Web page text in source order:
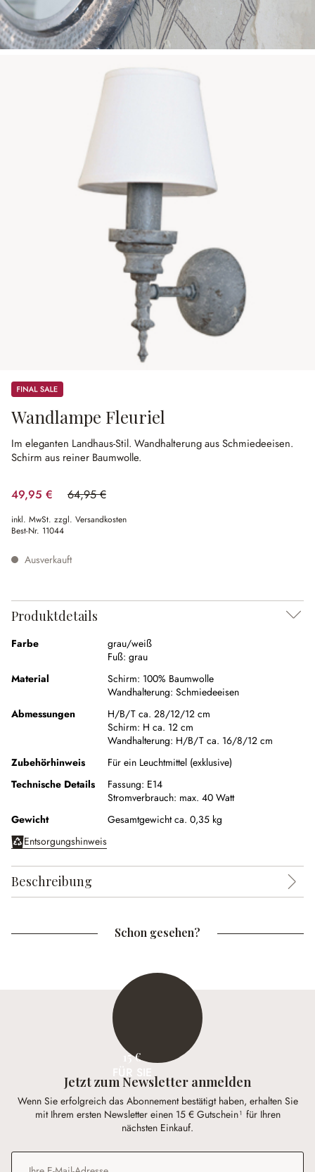
Sale
Wandlampe Fleuriel
Im eleganten Landhaus-Stil. Wandhalterung aus Schmiedeeisen.
Schirm aus reiner Baumwolle.
49,95 € 64,95 €
(23.09% gespart)
inkl. MwSt. zzgl. Versandkosten
Best-Nr. 11044
Ausverkauft
Produktdetails
Farbe
grau/weiß
Fuß: grau
Material
Schirm: 100% Baumwolle
Wandhalterung: Schmiedeeisen
Abmessungen
H/B/T ca. 28/12/12 cm
Schirm: H ca. 12 cm
Wandhalterung: H/B/T ca. 16/8/12 cm
Zubehörhinweis
Für ein Leuchtmittel (exklusive)
Technische Details
Fassung: E14
Stromverbrauch: max. 40 Watt
Gewicht
Gesamtgewicht ca. 0,35 kg
Entsorgungshinweis
Beschreibung
Schon gesehen?
15 €
Jetzt zum Newsletter anmelden
Wenn Sie erfolgreich das Abonnement bestätigt haben, erhalten Sie
mit Ihrem ersten Newsletter einen 15 € Gutschein¹ für Ihren
nächsten Einkauf.
E-Mail-Adresse